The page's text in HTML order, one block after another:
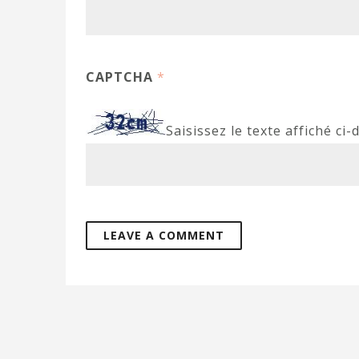
CAPTCHA *
Saisissez le texte affiché ci-